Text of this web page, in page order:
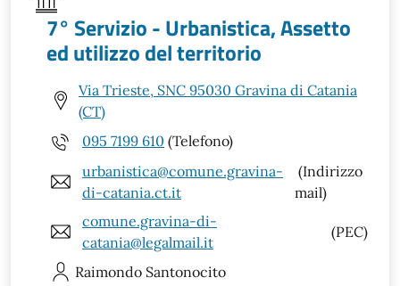
7° Servizio - Urbanistica, Assetto
ed utilizzo del territorio
Via Trieste, SNC 95030 Gravina di Catania
(CT)
095 7199 610 (Telefono)
urbanistica@comune.gravina-
di-catania.ct.it
(Indirizzo
mail)
comune.gravina-di-
catania@legalmail.it
(PEC)
Raimondo Santonocito